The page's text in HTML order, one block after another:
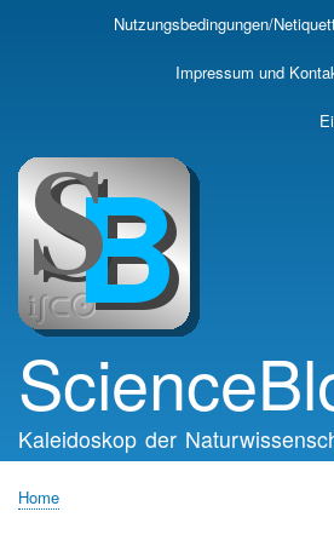
Skip
main
Nutzungsbedingungen/
Impressum und
Kaleidoskop der
Home